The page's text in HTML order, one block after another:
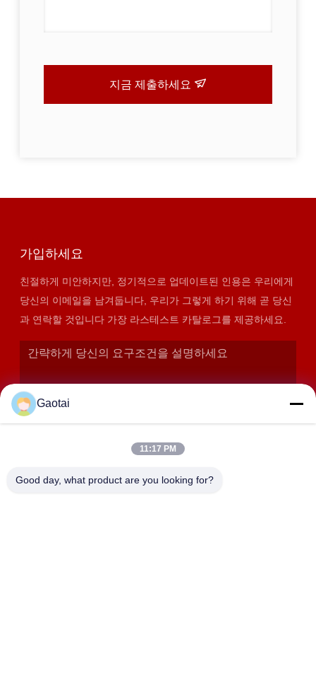
지금 제출하세요
가입하세요
친절하게 미안하지만, 정기적으로 업데이트된 인용은 우리에게
당신의 이메일을 남겨둡니다, 우리가 그렇게 하기 위해 곧 당신
과 연락할 것입니다 가장 라스테스트 카탈로그를 제공하세요.
Gaotai
11:17 PM
Good day, what product are you looking for?